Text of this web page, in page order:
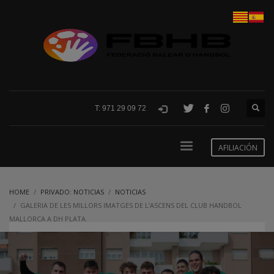
T: 971 29 09 72
AFILIACIÓN
HOME PRIVADO: NOTICIAS
NOTICIAS
GALERIA DE LES MILLORS IMATGES DE L’ASCENS DEL CLUB HANDBOL
MALLORCA A DH PLATA.